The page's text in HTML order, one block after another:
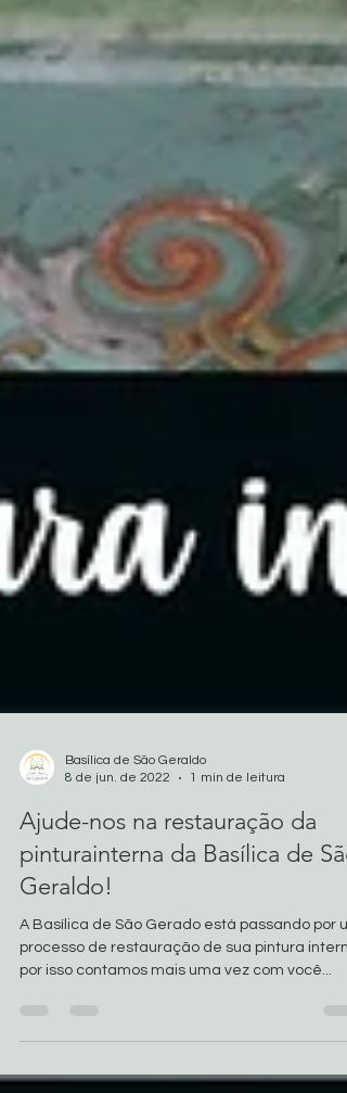
8 de jun. de 2022
1 min de leitura
Ajude-nos na restauração da
pinturainterna da Basílica de São
Geraldo!
A Basílica de São Gerado está passando por
processo de restauração de sua pintura